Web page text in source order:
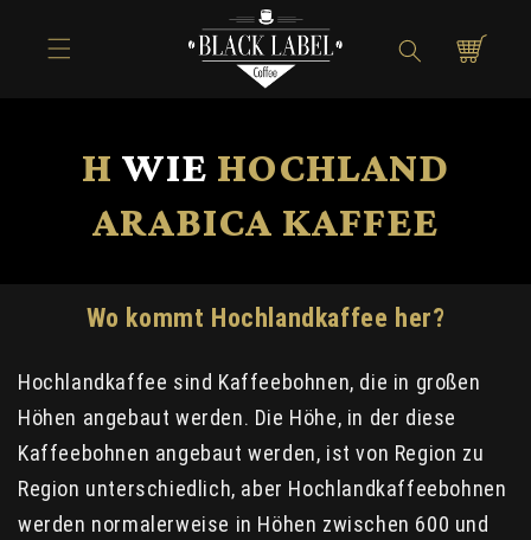
Inhalt
Warenkorb
H WIE HOCHLAND
ARABICA KAFFEE
Wo kommt Hochlandkaffee her?
Hochlandkaffee sind Kaffeebohnen, die in großen
Höhen angebaut werden. Die Höhe, in der diese
Kaffeebohnen angebaut werden, ist von Region zu
Region unterschiedlich, aber Hochlandkaffeebohnen
werden normalerweise in Höhen zwischen 600 und